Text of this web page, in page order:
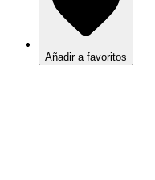
Añadir a favoritos